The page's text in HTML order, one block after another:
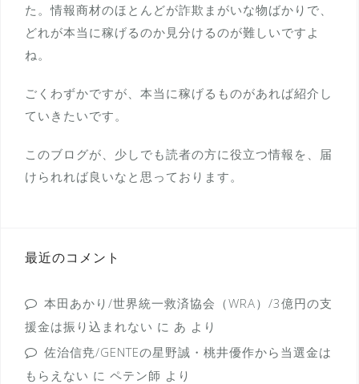
た。情報商材のほとんどが詐欺まがいな物ばかりで、
どれが本当に稼げるのか見分けるのが難しいですよ
ね。
ごくわずかですが、本当に稼げるものがあれば紹介し
ていきたいです。
このブログが、少しでも読者の方に役立つ情報を、届
けられれば良いなと思っております。
最近のコメント
本田あかり/世界統一救済協会（WRA）/3億円の支
援金は振り込まれない に あ より
佐治信尭/GENTEの星野誠・桃井優作から当選金は
もらえない に ペテン師 より